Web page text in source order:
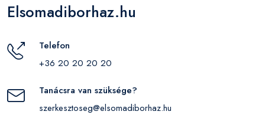
Elsomadiborhaz.hu
Telefon
+36 20 20 20 20
Tanácsra van szüksége?
szerkesztoseg@elsomadiborhaz.hu